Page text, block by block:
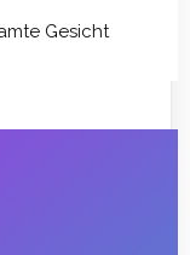
Gesicht